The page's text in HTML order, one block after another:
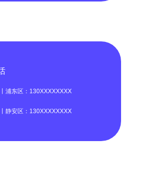
浦东区：130XXXXXXXX
静安区：130XXXXXXXX